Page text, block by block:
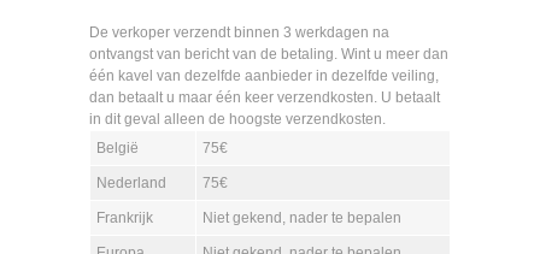
De verkoper verzendt binnen 3 werkdagen na
ontvangst van bericht van de betaling. Wint u meer dan
één kavel van dezelfde aanbieder in dezelfde veiling,
dan betaalt u maar één keer verzendkosten. U betaalt
in dit geval alleen de hoogste verzendkosten.
België
75€
Nederland 75€
Frankrijk Niet gekend, nader te bepalen